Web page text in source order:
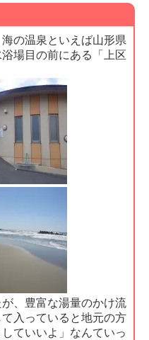
の温泉といえば山形県
場目の前にある「上区
、豊富な湯量のかけ流
入っていると地元の方
ていいよ」なんていっ